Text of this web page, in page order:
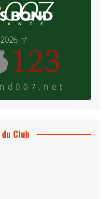
Club